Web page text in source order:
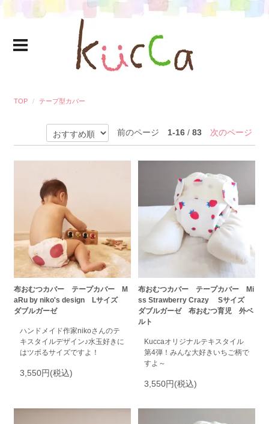
TOP テープ型カバー
前のページ 1-16/83 次のページ
布おむつカバー テープカバー M
aRu by niko's design Lサイズ
ダブルガーゼ
ハンドメイド作家nikoさんのテ
キスタイルデザイン♪水玉好きに
はツボるサイズですよ！
3,550円(税込)
布おむつカバー テープカバー Mi
ss Strawberry Crazy Sサイズ
ダブルガーゼ 布おむつ育児 外ベ
ルト
Kuccaオリジナルテキスタイル
第4弾！みんな大好きいちご柄で
すよ～
3,550円(税込)